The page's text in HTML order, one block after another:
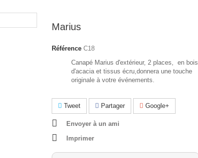
Marius
Référence C18
Canapé Marius d'extérieur, 2 places, en bois
d'acacia et tissus écru,donnera une touche
originale à votre événements.
Tweet Partager Google+
Envoyer à un ami
Imprimer